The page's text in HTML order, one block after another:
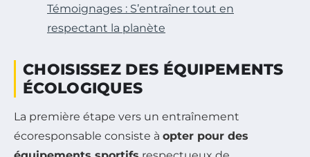
Témoignages : S’entraîner tout en
respectant la planète
CHOISISSEZ DES ÉQUIPEMENTS
ÉCOLOGIQUES
La première étape vers un entraînement
écoresponsable consiste à opter pour des